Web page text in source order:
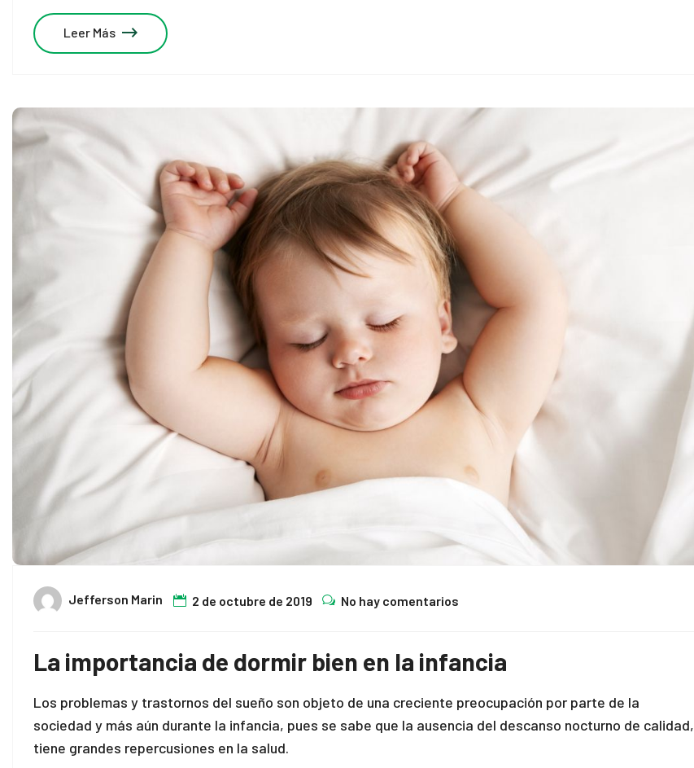
Leer Más
Jefferson Marin 2 de octubre de 2019 No hay comentarios
La importancia de dormir bien en la infancia
Los problemas y trastornos del sueño son objeto de una creciente preocupación por parte de la
sociedad y más aún durante la infancia, pues se sabe que la ausencia del descanso nocturno de calidad,
tiene grandes repercusiones en la salud.